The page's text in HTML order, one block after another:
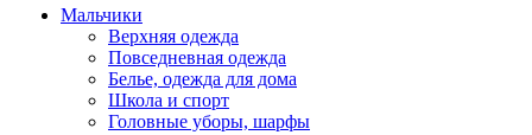
Мальчики
Верхняя одежда
Повседневная одежда
Белье, одежда для дома
Школа и спорт
Головные уборы, шарфы